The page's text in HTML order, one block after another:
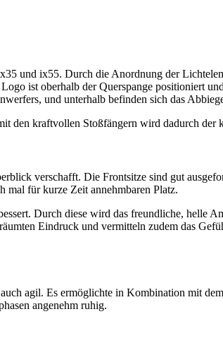
und ix55. Durch die Anordnung der
ist oberhalb der Querspange positioniert
und unterhalb befinden sich das
den kraftvollen Stoßfängern wird dadurch
verschafft. Die Frontsitze sind gut
mal für kurze Zeit annehmbaren Platz.
Durch diese wird das freundliche, helle
Eindruck und vermitteln zudem das
agil. Es ermöglichte in Kombination mit
angenehm ruhig.